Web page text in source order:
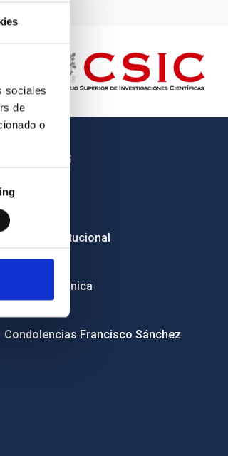
sociales
de
o
OTROS ENLACES
Empleo
Licitaciones
Imagen institucional
RSS
Sede electrónica
Condolencias Francisco Sánchez